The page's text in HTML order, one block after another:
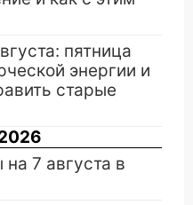
пятница
энергии и
старые
7 августа в